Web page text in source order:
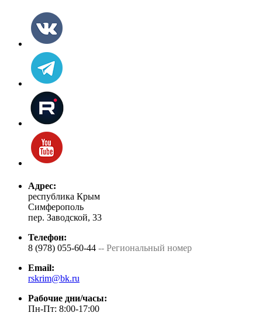
Адрес:
республика Крым
Симферополь
пер. Заводской, 33
Телефон:
8 (978) 055-60-44 -- Региональный номер
Email:
rskrim@bk.ru
Рабочие дни/часы:
Пн-Пт: 8:00-17:00